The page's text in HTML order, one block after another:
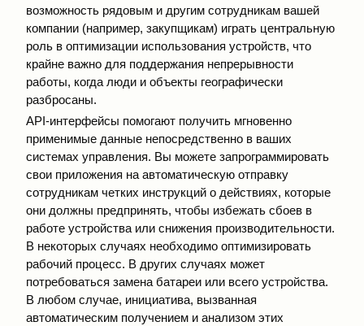
возможность рядовым и другим сотрудникам вашей
компании (например, закупщикам) играть центральную
роль в оптимизации использования устройств, что
крайне важно для поддержания непрерывности
работы, когда люди и объекты географически
разбросаны.
API-интерфейсы помогают получить мгновенно
применимые данные непосредственно в ваших
системах управления. Вы можете запрограммировать
свои приложения на автоматическую отправку
сотрудникам четких инструкций о действиях, которые
они должны предпринять, чтобы избежать сбоев в
работе устройства или снижения производительности.
В некоторых случаях необходимо оптимизировать
рабочий процесс. В других случаях может
потребоваться замена батареи или всего устройства.
В любом случае, инициатива, вызванная
автоматическим получением и анализом этих